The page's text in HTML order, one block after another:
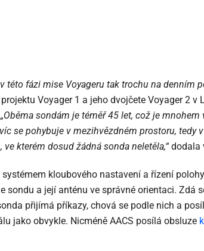
této fázi mise Voyageru tak trochu na denním
Voyager 1 a jeho dvojčete Voyager 2
„Oběma sondám je téměř 45 let, což je
se pohybuje v mezihvězdném prostoru, tedy
ve kterém dosud žádná sonda neletěla,“dodala
kloubového nastavení a řízení
sondu a její anténu ve správné orientaci. Zdá
přijímá příkazy, chová se podle nich a
jako obvykle. Nicméně AACS posílá obsluze